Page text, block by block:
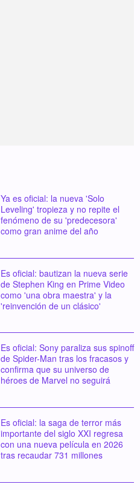
Ya es oficial: la nueva 'Solo
Leveling' tropieza y no repite el
fenómeno de su 'predecesora'
como gran anime del año
Es oficial: bautizan la nueva serie
de Stephen King en Prime Video
como 'una obra maestra' y la
'reinvención de un clásico'
Es oficial: Sony paraliza sus spinoff
de Spider-Man tras los fracasos y
confirma que su universo de
héroes de Marvel no seguirá
Es oficial: la saga de terror más
importante del siglo XXI regresa
con una nueva película en 2026
tras recaudar 731 millones